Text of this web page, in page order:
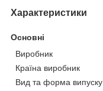
Характеристики
Основні
Виробник
Країна виробник
Вид та форма випуску